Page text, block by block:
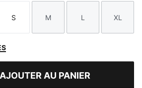
Taille
S
Taille
M
Taille
L
Taille
XL
de souhaits
AJOUTER AU PANIER